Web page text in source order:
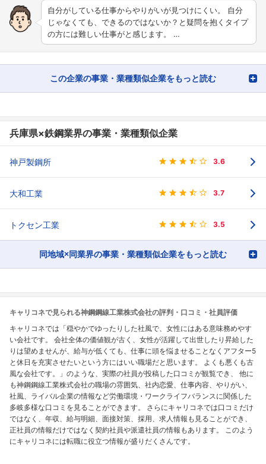
自分がしている仕事からやりがいが見つけにくい。 自分
じゃなくても、できるのではないか？と疑問を抱くタイプ
の方には難しい仕事がと感じます。 …
この企業の事業・業種類似企業をもっと読む
兵庫県×鉄鋼業界の事業・業種類似企業
神戸製鋼所 3.6
大和工業 3.7
トクセン工業 3.5
同地域×同業界の事業・業種類似企業をもっと読む
キャリコネで見られる神鋼鋼線工業株式会社の評判・口コミ・社員評価
キャリコネでは「穏やかでゆったりした社風で、女性にはある意味務めやす
い会社です。 会社全体の価値観が古く、女性が活躍して出世したり昇給した
りは望めませんが、給与が低くても、仕事に頭を悩ませることなくアフター5
と休日を充実させたいという方にはいい職場だと思います。 よくも悪くも古
風な会社です。」のような、実際の社員が投稿した口コミが観覧でき、 他に
も神鋼鋼線工業株式会社の職場の雰囲気、社内恋愛、仕事内容、やりがい、
社風、ライバル企業の情報など労働環境・ワークライフバランスに関係した
多岐多様な口コミを見ることができます。 さらにキャリコネでは口コミだけ
ではなく、年収、給与明細、面接対策、採用、求人情報も見ることができ、
正社員の情報だけではなく契約社員や派遣社員の情報もあります。 このよう
にキャリコネには転職に役立つ情報が盛りだくさんです。